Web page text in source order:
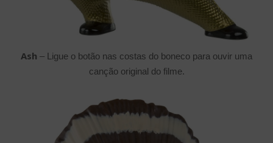
Ash – Ligue o botão nas costas do boneco para ouvir uma
canção original do filme.